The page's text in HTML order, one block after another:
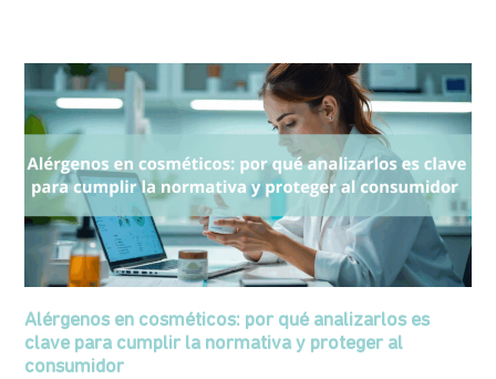
Alérgenos en cosméticos: por qué analizarlos es
clave para cumplir la normativa y proteger al
consumidor